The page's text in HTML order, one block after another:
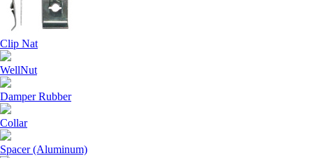
Clip Nat
WellNut
Damper Rubber
Collar
Spacer (Aluminum)